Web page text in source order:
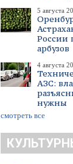
5 августа
России
арбузов
4 августа
АЗС:
нужны
смотреть все